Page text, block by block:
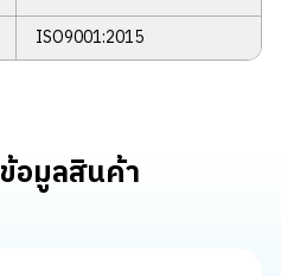
ISO9001:2015
อมูลสินค้า